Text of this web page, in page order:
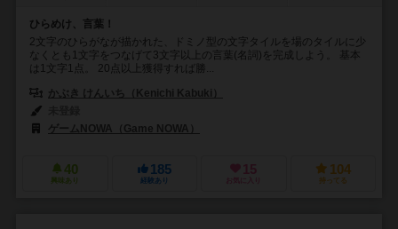
ひらめけ、言葉！
2文字のひらがなが描かれた、ドミノ型の文字タイルを場のタイルに少
なくとも1文字をつなげて3文字以上の言葉(名詞)を完成しよう。 基本
は1文字1点。 20点以上獲得すれば勝...
かぶき けんいち（Kenichi Kabuki）
ゲームNOWA（Game NOWA）
40
興味あり
185
経験あり
15
お気に入り
104
持ってる